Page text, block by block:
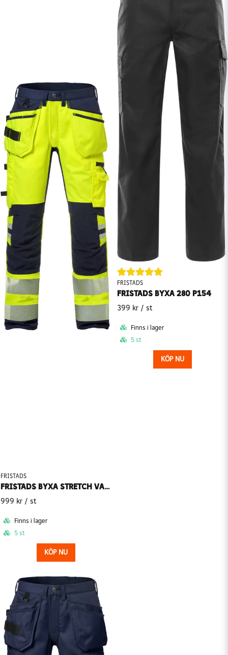
FRISTADS
FRISTADS BYXA STRETCH VARSEL 2707 PLU
999 kr / st
Finns i lager
5 st
KÖP NU
FRISTADS
FRISTADS BYXA 280 P154
399 kr / st
Finns i lager
5 st
KÖP NU